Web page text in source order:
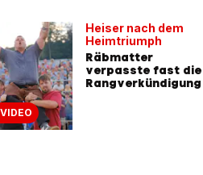
Heiser nach dem
Heimtriumph
Räbmatter
verpasste fast die
Rangverkündigung